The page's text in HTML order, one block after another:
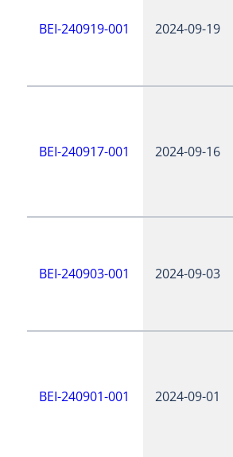
BEI-240919-001 2024-09-19
BEI-240917-001 2024-09-16
BEI-240903-001 2024-09-03
BEI-240901-001 2024-09-01